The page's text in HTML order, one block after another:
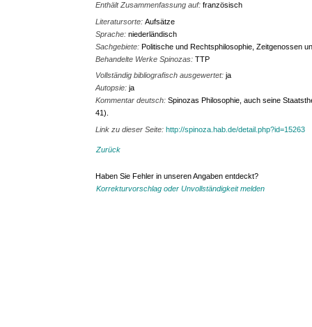
Enthält Zusammenfassung auf:französisch
Literatursorte:Aufsätze
Sprache:niederländisch
Sachgebiete:Politische und Rechtsphilosophie, Zeitgenossen
Behandelte Werke Spinozas:TTP
Vollständig bibliografisch ausgewertet:ja
Autopsie:ja
Kommentar deutsch:Spinozas Philosophie, auch seine
41).
Link zu dieser Seite:http://spinoza.hab.de/detail.php?id=15263
Zurück
Haben Sie Fehler in unseren Angaben entdeckt?
Korrekturvorschlag oder Unvollständigkeit melden